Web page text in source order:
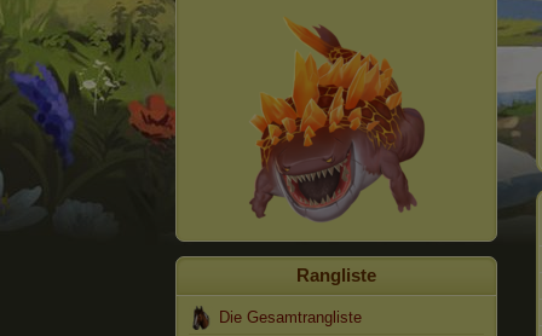
Rangliste
Die Gesamtrangliste